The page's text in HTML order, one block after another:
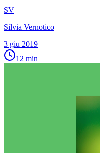
SV
Silvia Vernotico
3 giu 2019
12 min